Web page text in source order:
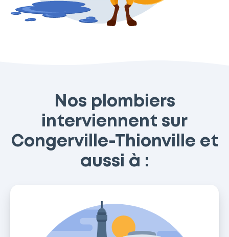
Nos plombiers
interviennent sur
Congerville-Thionville et
aussi à :